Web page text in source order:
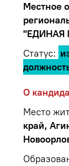
Местное
"ЕДИНАЯ
Статус:
О
Место
край,